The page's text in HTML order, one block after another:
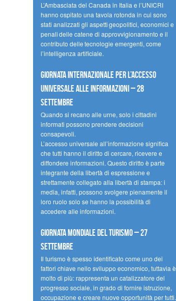
L’Ambasciata del Canada in Italia e l’UNICRI
hanno ospitato una tavola rotonda in cui sono
stati analizzati gli aspetti geopolitici, economici e
penali delle catene di approvvigionamento e il
contributo delle tecnologie emergenti, come
l’intelligenza artificiale.
Giornata internazionale per l’accesso
universale alle informazioni – 28
settembre
Quando si recano alle urne, solo i cittadini
informati possono prendere decisioni
consapevoli.
L’accesso universale all’informazione significa
che tutti hanno il diritto di cercare, ricevere e
diffondere informazioni. Questo diritto è parte
integrante della libertà di espressione e
strettamente collegato alla libertà di stampa: i
media, infatti, possono svolgere pienamente il
loro ruolo solo se hanno la possibilità di
accedere alle informazioni.
Giornata mondiale del turismo – 27
settembre
Il turismo è spesso identificato come uno dei
fattori chiave nello sviluppo economico, tuttavia è
molto di più: rappresenta un catalizzatore del
progresso sociale, in grado di fornire istruzione,
occupazione e creare nuove opportunità per tutti.